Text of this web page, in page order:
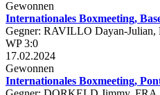
Gewonnen
Internationales Boxmeeting,
Gegner: RAVILLO Dayan-Julian,
WP 3:0
17.02.2024
Gewonnen
Internationales Boxmeeting,